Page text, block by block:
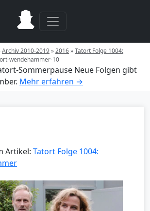
Archiv 2010-2019»2016»Tatort Folge 1004:
wendehammer-10
Sommerpause Neue Folgen gibt
Mehr erfahren →
Artikel: Tatort Folge 1004: